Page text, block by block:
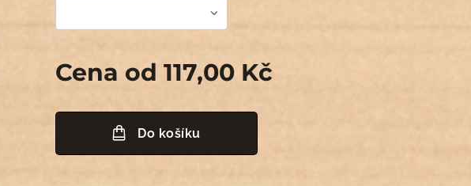
Cena od117,00 Kč
Do košíku